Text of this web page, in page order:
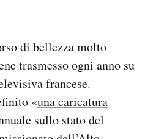
di bellezza molto
trasmesso ogni anno su
francese.
«una caricatura
sullo stato del